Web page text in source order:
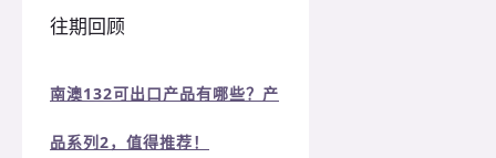
往期回顾
南澳132可出口产品有哪些？产
品系列2，值得推荐！